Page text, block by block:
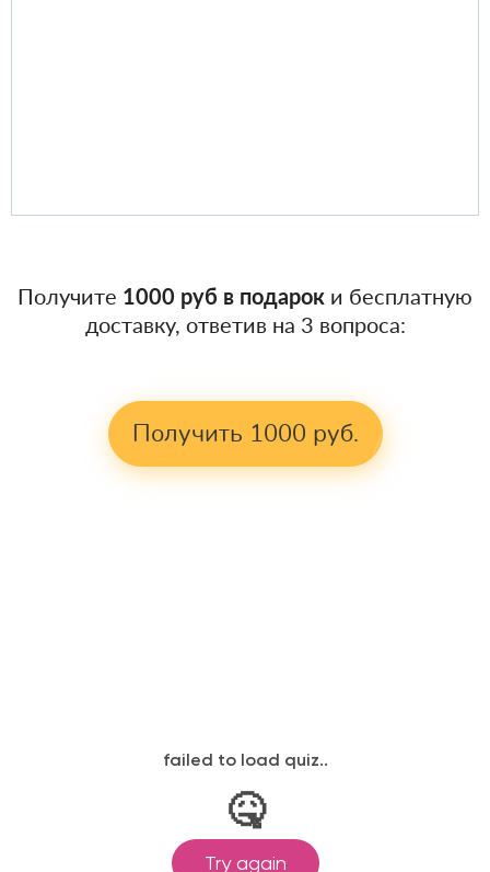
Получите 1000 руб в подарок и бесплатную
доставку, ответив на 3 вопроса:
Получить 1000 руб.